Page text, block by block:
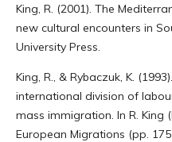
King, R. (2001). The
new cultural encounters in
University Press.
King, R., & Rybaczuk, K.
international division of
mass immigration. In R. King
European Migrations (pp.